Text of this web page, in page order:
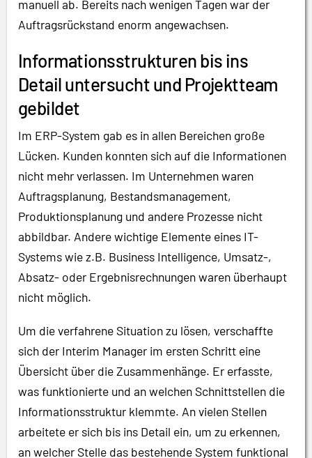
manuell ab. Bereits nach wenigen Tagen war der
Auftragsrückstand enorm angewachsen.
Informationsstrukturen bis ins
Detail untersucht und Projektteam
gebildet
Im ERP-System gab es in allen Bereichen große
Lücken. Kunden konnten sich auf die Informationen
nicht mehr verlassen. Im Unternehmen waren
Auftragsplanung, Bestandsmanagement,
Produktionsplanung und andere Prozesse nicht
abbildbar. Andere wichtige Elemente eines IT-
Systems wie z.B. Business Intelligence, Umsatz-,
Absatz- oder Ergebnisrechnungen waren überhaupt
nicht möglich.
Um die verfahrene Situation zu lösen, verschaffte
sich der Interim Manager im ersten Schritt eine
Übersicht über die Zusammenhänge. Er erfasste,
was funktionierte und an welchen Schnittstellen die
Informationsstruktur klemmte. An vielen Stellen
arbeitete er sich bis ins Detail ein, um zu erkennen,
an welcher Stelle das bestehende System funktional